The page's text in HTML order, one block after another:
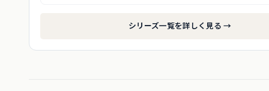
シリーズ一覧を詳しく見る →